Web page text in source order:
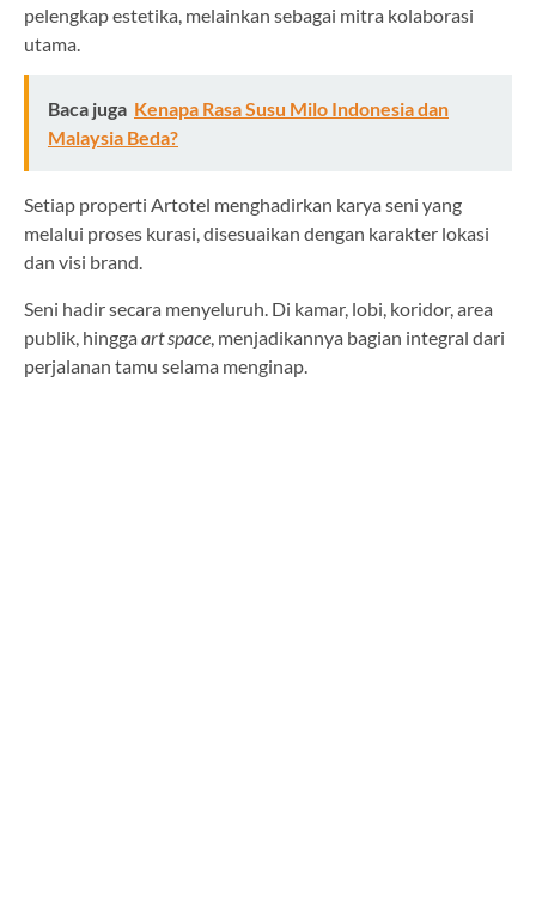
pelengkap estetika, melainkan sebagai mitra kolaborasi
utama.
Baca juga Kenapa Rasa Susu Milo Indonesia dan
Malaysia Beda?
Setiap properti Artotel menghadirkan karya seni yang
melalui proses kurasi, disesuaikan dengan karakter lokasi
dan visi brand.
Seni hadir secara menyeluruh. Di kamar, lobi, koridor, area
publik, hingga art space, menjadikannya bagian integral dari
perjalanan tamu selama menginap.